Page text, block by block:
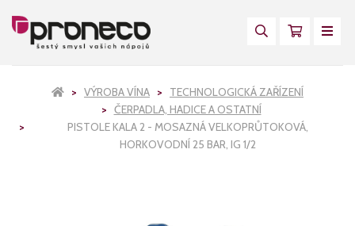
VÝROBA VÍNA
TECHNOLOGICKÁ ZAŘÍZENÍ
ČERPADLA, HADICE A OSTATNÍ
PISTOLE KALA 2 - MOSAZNÁ VELKOPRŮTOKOVÁ,
HORKOVODNÍ 25 BAR, IG 1/2